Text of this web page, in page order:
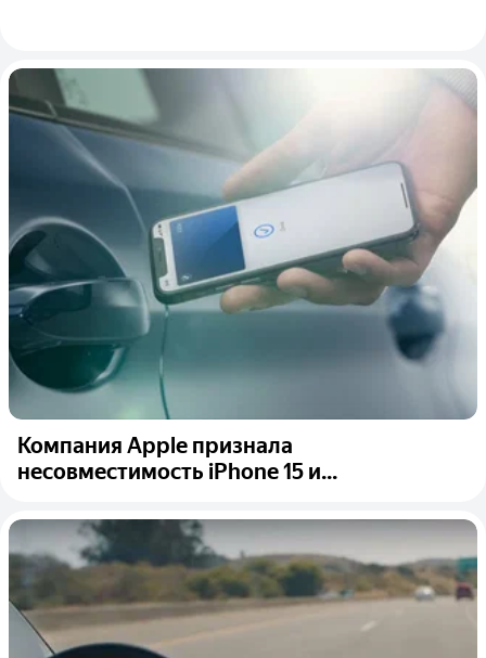
Компания Apple признала
несовместимость iPhone 15 и...